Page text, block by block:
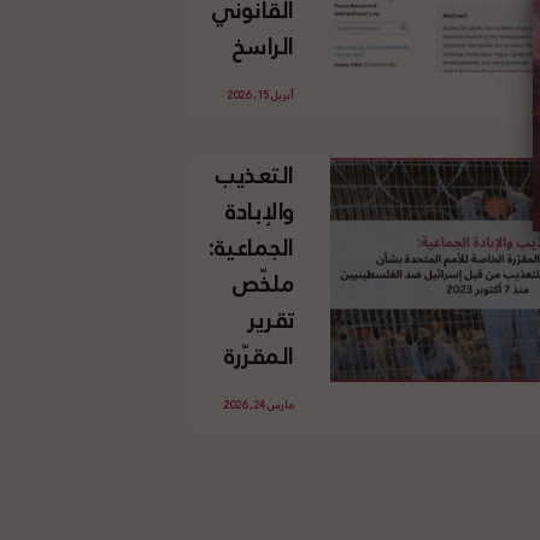
الإسرائيلي
غير
القانوني
الفلسطينية
القانوني
الراسخ
للاجئين
وحقهم
في العودة
بموجب
القانون
الدولي
أبريل 15, 2026
التعذيب
والإبادة
الجماعية:
ملخّص
تقرير
المقرّرة
الخاصة
مارس 24, 2026